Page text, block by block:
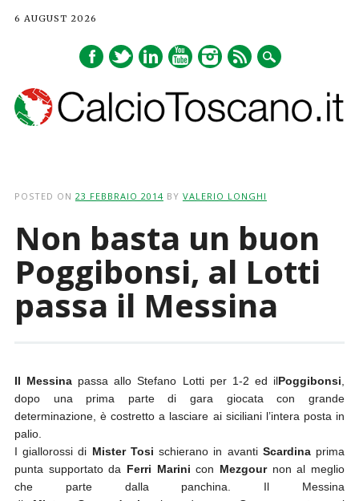
6 AUGUST 2026
POSTED ON 23 FEBBRAIO 2014 BY VALERIO LONGHI
Non basta un buon
Poggibonsi, al Lotti
passa il Messina
Il Messina passa allo Stefano Lotti per 1-2 ed ilPoggibonsi,
dopo una prima parte di gara giocata con grande
determinazione, è costretto a lasciare ai siciliani l’intera posta in
palio.
I giallorossi di Mister Tosischierano in avanti Scardinaprima
punta supportato da Ferri Marini con Mezgournon al meglio
che parte dalla panchina. Il Messina